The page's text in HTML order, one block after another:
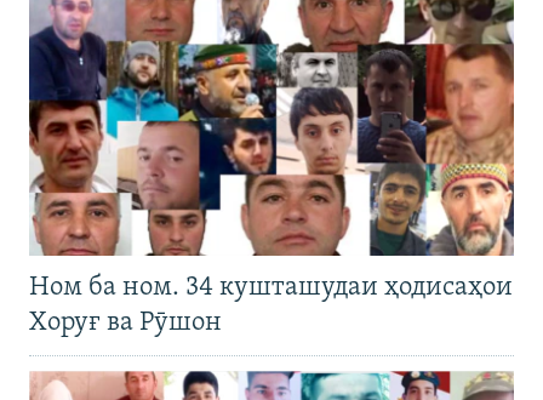
Ном ба ном. 34 кушташудаи ҳодисаҳои
Хоруғ ва Рӯшон